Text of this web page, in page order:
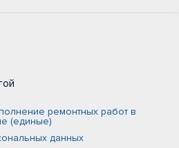
ремонтных работ в
(единые)
данных